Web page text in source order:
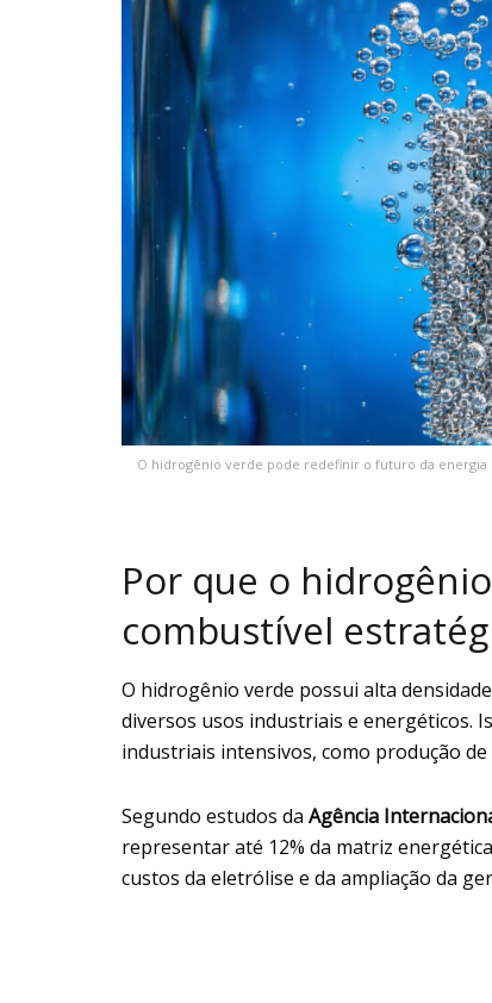
O hidrogênio verde pode redefinir o futuro da
Por que o
combustível
O hidrogênio verde possui alta
diversos usos industriais e energéticos.
industriais intensivos, como produção
Segundo estudos da Agência
representar até 12% da matriz
custos da eletrólise e da ampliação da